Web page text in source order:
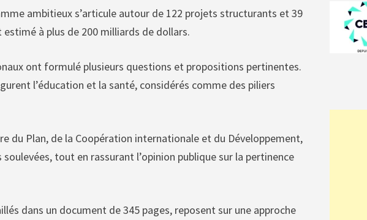
ambitieux s’articule autour de 122 projets structurants et 39
à plus de 200 milliards de dollars.
ont formulé plusieurs questions et propositions pertinentes.
l’éducation et la santé, considérés comme des piliers
du Plan, de la Coopération internationale et du Développement,
tout en rassurant l’opinion publique sur la pertinence
dans un document de 345 pages, reposent sur une approche